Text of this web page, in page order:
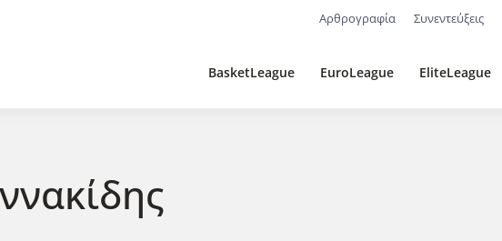
Αρθρογραφία Συνεντεύξεις
BasketLeague EuroLeague EliteLeague